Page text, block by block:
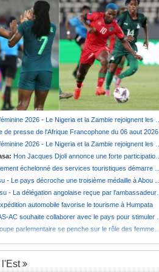
2026 - Le Nigeria et la Zambie rejoignent les quarts de finale
de presse de l'Afrique Francophone du 06 aout 2026
2026 - Le Nigeria et la Zambie rejoignent les quarts de finale
Hon Jacques Djoli annonce une forte participation du pays à la Conférence des présidents de parlements à Midrand
échelonné des services touristiques démarre ce jeudi
- Le pays décroche une troisième médaille à Abou Dabi
délégation angolaise reçue par l'ambassadeur d'Angola aux Émirats arabes unis
automobile favorise le tourisme à Humpata
AC souhaite collaborer avec le pays pour stimuler l'aquaculture
parlementaire se penche sur le rôle des femmes dans l'interaction avec les communautés